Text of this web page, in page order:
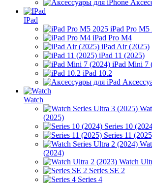
IPad
iPad Pro M5
iPad Pro M4
iPad Air (2025)
iPad 11 (2025)
iPad Mini 7
iPad 10.2
Watch
(2025)
Series 10
Series 11
(2024)
Watch
Series SE 2
Series 4